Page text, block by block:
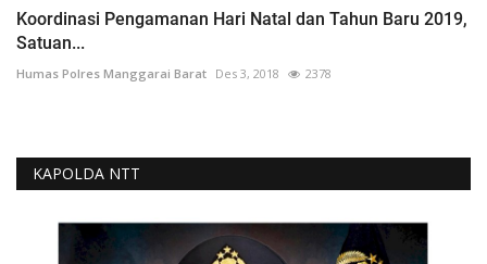
Koordinasi Pengamanan Hari Natal dan Tahun Baru 2019,
Satuan...
Humas Polres Manggarai Barat Des 3, 2018 2378
KAPOLDA NTT